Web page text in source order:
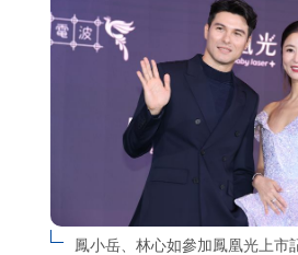
鳳小岳、林心如參加鳳凰光上市